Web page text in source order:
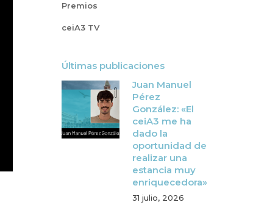
Premios
ceiA3 TV
Últimas publicaciones
Juan Manuel
Pérez
González: «El
ceiA3 me ha
dado la
oportunidad de
realizar una
estancia muy
enriquecedora»
31 julio, 2026